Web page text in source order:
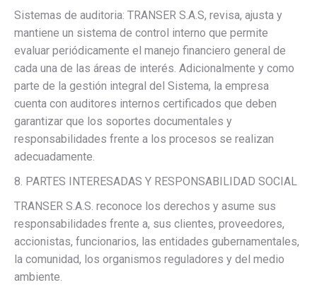
Sistemas de auditoria: TRANSER S.A.S, revisa, ajusta y
mantiene un sistema de control interno que permite
evaluar periódicamente el manejo financiero general de
cada una de las áreas de interés. Adicionalmente y como
parte de la gestión integral del Sistema, la empresa
cuenta con auditores internos certificados que deben
garantizar que los soportes documentales y
responsabilidades frente a los procesos se realizan
adecuadamente.
8. PARTES INTERESADAS Y RESPONSABILIDAD SOCIAL
TRANSER S.A.S. reconoce los derechos y asume sus
responsabilidades frente a, sus clientes, proveedores,
accionistas, funcionarios, las entidades gubernamentales,
la comunidad, los organismos reguladores y del medio
ambiente.